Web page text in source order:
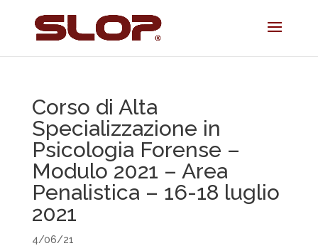
Corso di Alta
Specializzazione in
Psicologia Forense –
Modulo 2021 – Area
Penalistica – 16-18 luglio
2021
4/06/21